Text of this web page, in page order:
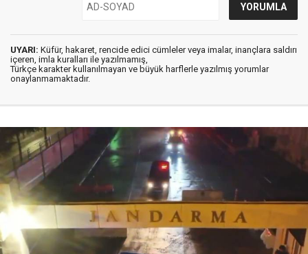
UYARI: Küfür, hakaret, rencide edici cümleler veya imalar, inançlara saldırı
içeren, imla kuralları ile yazılmamış,
Türkçe karakter kullanılmayan ve büyük harflerle yazılmış yorumlar
onaylanmamaktadır.